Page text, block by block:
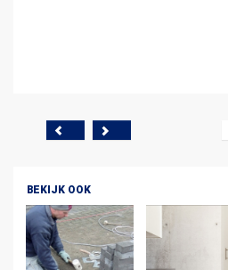
BEKIJK OOK